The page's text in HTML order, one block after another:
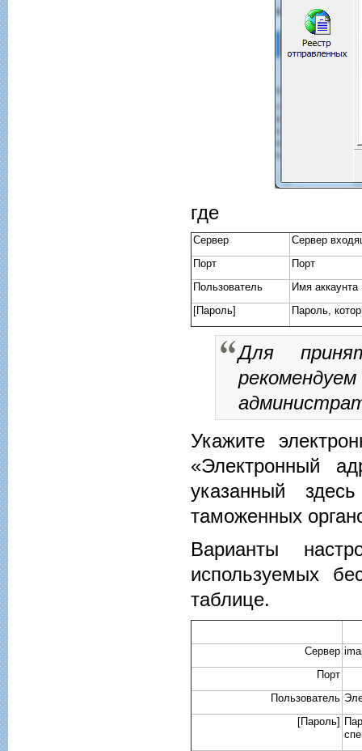
где
Сервер
Сервер
Порт
Порт
Пользователь
Имя аккаунта
[Пароль]
Пароль,
Для
Укажите
«Электронный
указанный
таможенных
Варианты
используемых
таблице.
Сервер
Порт
Пользователь
[Пароль]